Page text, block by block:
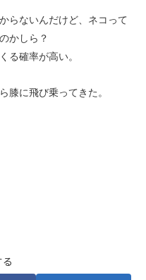
らないんだけど、ネコって
かしら？
る確率が高い。
膝に飛び乗ってきた。